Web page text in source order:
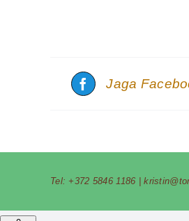
Jaga
Tel: +372 5846 1186 |